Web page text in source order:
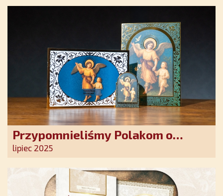
Przypomnieliśmy Polakom o
obecności Anioła Stróża!
lipiec 2025